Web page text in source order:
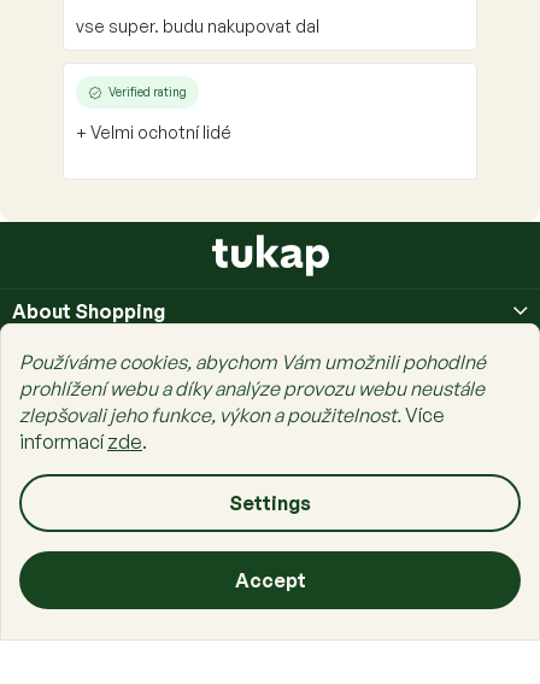
Používáme cookies, abychom Vám umožnili pohodlné
prohlížení webu a díky analýze provozu webu neustále
zlepšovali jeho funkce, výkon a použitelnost.Více
informacízde.
Settings
Accept
vse super. budu nakupovat dal
Verified rating
+ Velmi ochotní lidé
About Shopping
About Us
Prais Family